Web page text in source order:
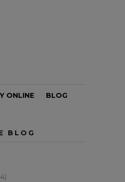
ONLINE BLOG
BLOG